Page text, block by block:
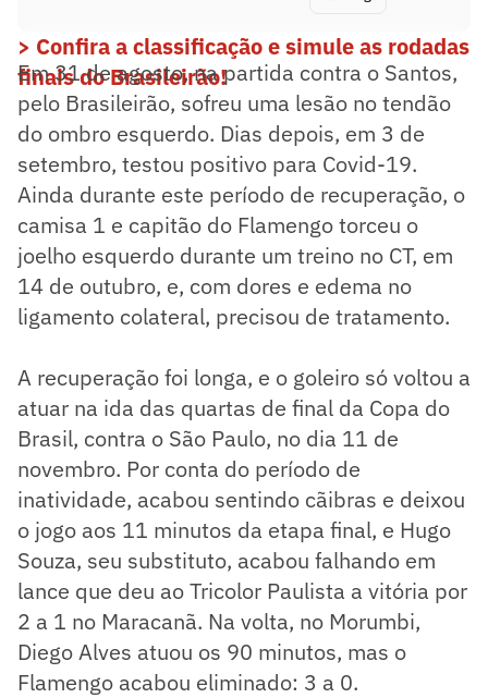
> Confira a classificação e simule as rodadas
finais do Brasileirão!
Em 31 de agosto, na partida contra o Santos,
pelo Brasileirão, sofreu uma lesão no tendão
do ombro esquerdo. Dias depois, em 3 de
setembro, testou positivo para Covid-19.
Ainda durante este período de recuperação, o
camisa 1 e capitão do Flamengo torceu o
joelho esquerdo durante um treino no CT, em
14 de outubro, e, com dores e edema no
ligamento colateral, precisou de tratamento.
A recuperação foi longa, e o goleiro só voltou a
atuar na ida das quartas de final da Copa do
Brasil, contra o São Paulo, no dia 11 de
novembro. Por conta do período de
inatividade, acabou sentindo cãibras e deixou
o jogo aos 11 minutos da etapa final, e Hugo
Souza, seu substituto, acabou falhando em
lance que deu ao Tricolor Paulista a vitória por
2 a 1 no Maracanã. Na volta, no Morumbi,
Diego Alves atuou os 90 minutos, mas o
Flamengo acabou eliminado: 3 a 0.